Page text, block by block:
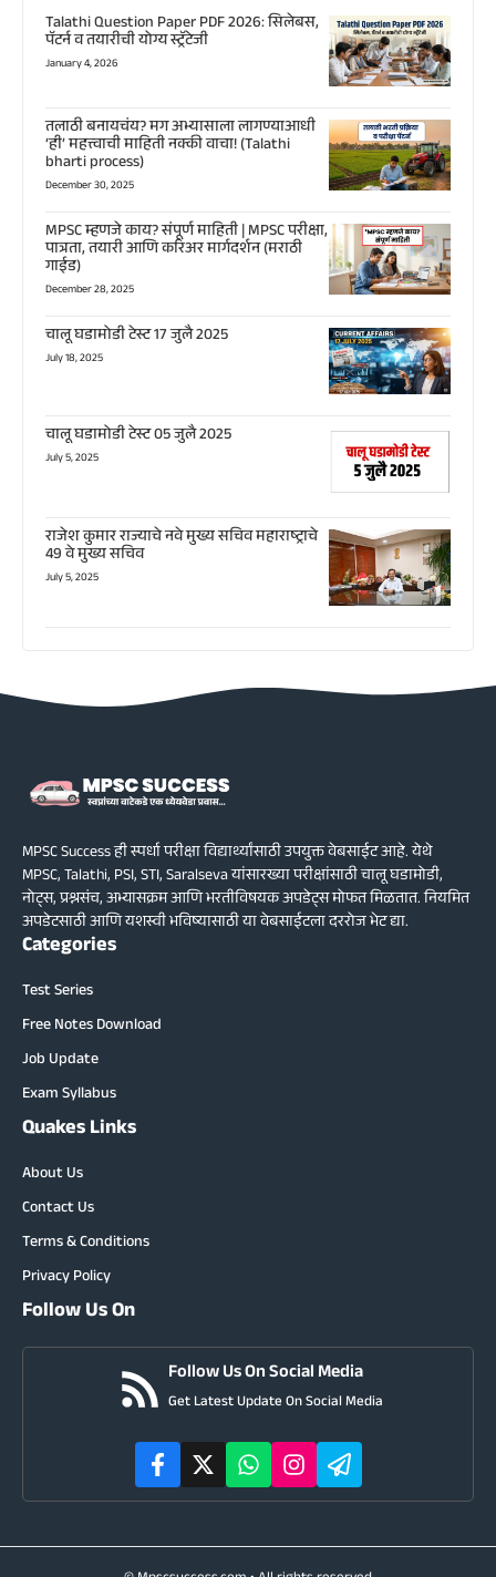
Talathi Question Paper PDF 2026: सिलेबस,
पॅटर्न व तयारीची योग्य स्ट्रॅटेजी
January 4, 2026
तलाठी बनायचंय? मग अभ्यासाला लागण्याआधी
‘ही’ महत्त्वाची माहिती नक्की वाचा! (Talathi
bharti process)
December 30, 2025
MPSC म्हणजे काय? संपूर्ण माहिती | MPSC परीक्षा,
पात्रता, तयारी आणि करिअर मार्गदर्शन (मराठी
गाईड)
December 28, 2025
चालू घडामोडी टेस्ट 17 जुलै 2025
July 18, 2025
चालू घडामोडी टेस्ट 05 जुलै 2025
July 5, 2025
राजेश कुमार राज्याचे नवे मुख्य सचिव महाराष्ट्राचे
49 वे मुख्य सचिव
July 5, 2025
MPSC Success ही स्पर्धा परीक्षा विद्यार्थ्यांसाठी उपयुक्त वेबसाईट आहे. येथे
MPSC, Talathi, PSI, STI, Saralseva यांसारख्या परीक्षांसाठी चालू घडामोडी,
नोट्स, प्रश्नसंच, अभ्यासक्रम आणि भरतीविषयक अपडेट्स मोफत मिळतात. नियमित
अपडेटसाठी आणि यशस्वी भविष्यासाठी या वेबसाईटला दररोज भेट द्या.
Categories
Test Series
Free Notes Download
Job Update
Exam Syllabus
Quakes Links
About Us
Contact Us
Terms & Conditions
Privacy Policy
Follow Us On
Follow Us On Social Media
Get Latest Update On Social Media